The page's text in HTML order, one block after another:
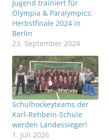
Jugend trainiert für
Olympia & Paralympics:
Herbstfinale 2024 in
Berlin
23. September 2024
Schulhockeyteams der
Karl-Rehbein-Schule
werden Landessieger!
1. Juli 2026